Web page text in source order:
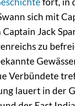
sich mit
Jack
zu
Verbündete
lauert in der